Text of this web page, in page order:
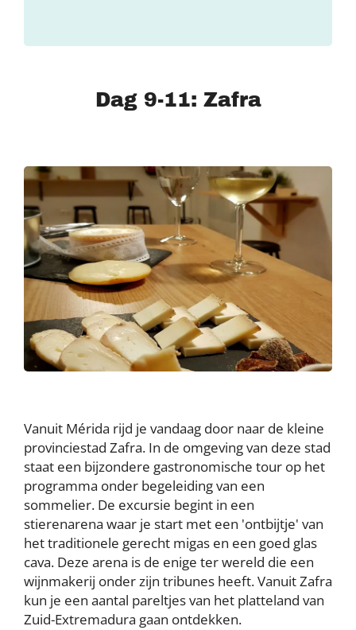
Dag 9-11: Zafra
Vanuit Mérida rijd je vandaag door naar de kleine
provinciestad Zafra. In de omgeving van deze stad
staat een bijzondere gastronomische tour op het
programma onder begeleiding van een
sommelier. De excursie begint in een
stierenarena waar je start met een 'ontbijtje' van
het traditionele gerecht migas en een goed glas
cava. Deze arena is de enige ter wereld die een
wijnmakerij onder zijn tribunes heeft. Vanuit Zafra
kun je een aantal pareltjes van het platteland van
Zuid-Extremadura gaan ontdekken.